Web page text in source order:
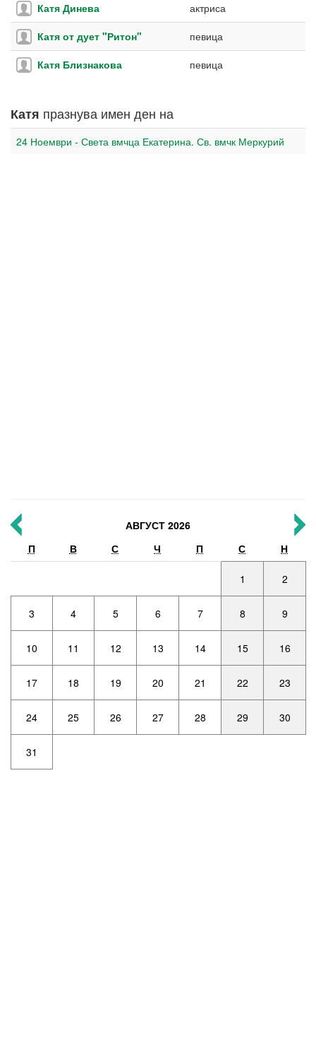
Катя Динева
актриса
Катя от дует "Ритон"
певица
Катя Близнакова
певица
Катя празнува имен ден на
24 Ноември - Света вмчца Екатерина. Св. вмчк Меркурий
АВГУСТ 2026
П
В С Ч П С Н
1 2
3 4 5 6 7 8 9
10 11 12 13 14 15 16
17 18 19 20 21 22 23
24 25 26 27 28 29 30
31